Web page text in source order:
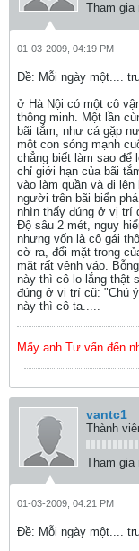
Tham gia
01-03-2009, 04:19 PM
Ðề: Mỗi ngày một....
ở Hà Nội có một cô
thông minh. Một lần
bãi tắm, như cá gặp
một con sóng mạnh
chẳng biết làm sao
chỉ giới hạn của bãi
vào làm quần và đi
người trên bãi biển
nhìn thấy đúng ở vị trí
Độ sâu 2 mét, nguy
nhưng vốn là cô gái
cờ ra, đổi mặt trong
mặt rất vênh váo.
này thì cô lo lắng thật
đúng ở vị trí cũ: "Chú
này thì cô ta.....
Mấy anh Tư vấn đến
vantc1
Thành
Tham gia
01-03-2009, 04:21 PM
Ðề: Mỗi ngày một....